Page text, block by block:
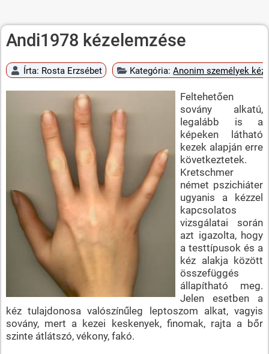
Andi1978 kézelemzése
Írta: Rosta Erzsébet Kategória:Anonim személyek
Feltehetően
sovány alkatú,
legalább is a
képeken látható
kezek alapján erre
következtetek.
Kretschmer
német pszichiáter
ugyanis a kézzel
kapcsolatos
vizsgálatai során
azt igazolta, hogy
a testtípusok és a
kéz alakja között
összefüggés
állapítható meg.
Jelen esetben a
kéz tulajdonosa valószínűleg leptoszom alkat, vagyis
sovány, mert a kezei keskenyek, finomak, rajta a bőr
szinte átlátszó, vékony, fakó.